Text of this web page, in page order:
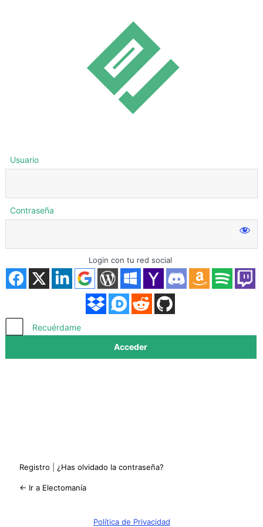
Acceder
Usuario
Contraseña
Login con tu red social
Recuérdame
Registro ¿Has olvidado la contraseña?
← Ir a Electomanía
Política de Privacidad